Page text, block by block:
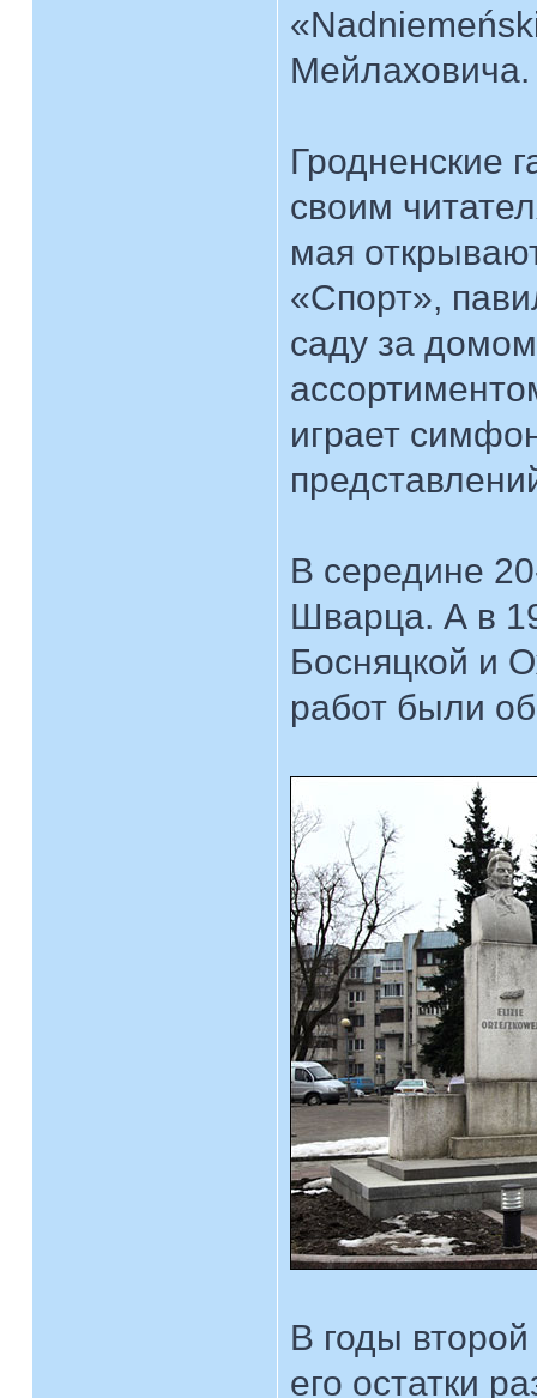
Мейлаховича.
Гродненские
своим
мая
«Спорт»,
саду за
играет
В середине
Шварца. А в
Босняцкой и
работ были
В годы
его остатки